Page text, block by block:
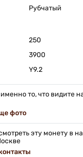
Рубчатый
250
3900
Y9.2
то, что видите
фото
эту монету в